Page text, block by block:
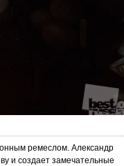
ремеслом. Александр
и создает замечательные